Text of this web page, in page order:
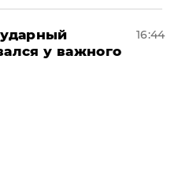
у важного
16:44